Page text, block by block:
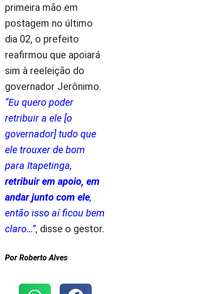
primeira mão em
postagem no último
dia 02, o prefeito
reafirmou que apoiará
sim à reeleição do
governador Jerônimo.
“Eu quero poder
retribuir a ele [o
governador] tudo que
ele trouxer de bom
para Itapetinga,
retribuir em apoio, em
andar junto com ele,
então isso aí ficou bem
claro…”, disse o gestor.
Por Roberto Alves